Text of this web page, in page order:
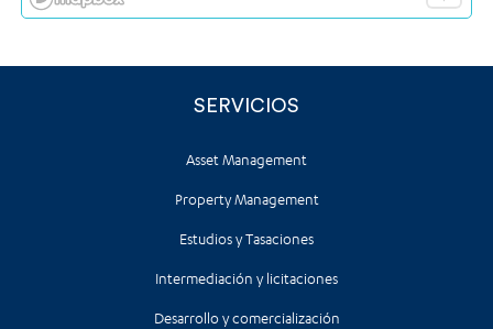
SERVICIOS
Asset Management
Property Management
Estudios y Tasaciones
Intermediación y licitaciones
Desarrollo y comercialización